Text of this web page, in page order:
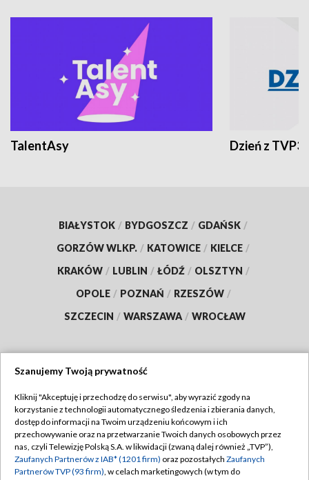
TalentAsy Dzień z TVP3
BIAŁYSTOK / BYDGOSZCZ / GDAŃSK /
GORZÓW WLKP. / KATOWICE / KIELCE /
KRAKÓW / LUBLIN / ŁÓDŹ / OLSZTYN /
OPOLE / POZNAŃ / RZESZÓW /
SZCZECIN / WARSZAWA / WROCŁAW
TVP
Abonament TVP
Emisja w TVP
Regulamin TVP
Polityka prywatności
Szanujemy Twoją prywatność
Kliknij "Akceptuję i przechodzę do serwisu", aby wyrazić zgody na
korzystanie z technologii automatycznego śledzenia i zbierania danych,
dostęp do informacji na Twoim urządzeniu końcowym i ich
przechowywanie oraz na przetwarzanie Twoich danych osobowych przez
nas, czyli Telewizję Polską S.A. w likwidacji (zwaną dalej również „TVP”),
Zaufanych Partnerów z IAB* (1201 firm) oraz pozostałych Zaufanych
Partnerów TVP (93 firm), w celach marketingowych (w tym do